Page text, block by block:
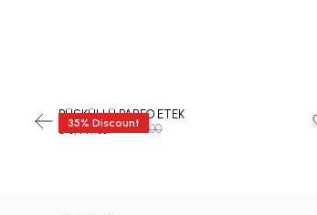
35% Discount
PÜSKÜLLÜ PAREO ETEK
₺ 8,449.35₺ 12,999.00